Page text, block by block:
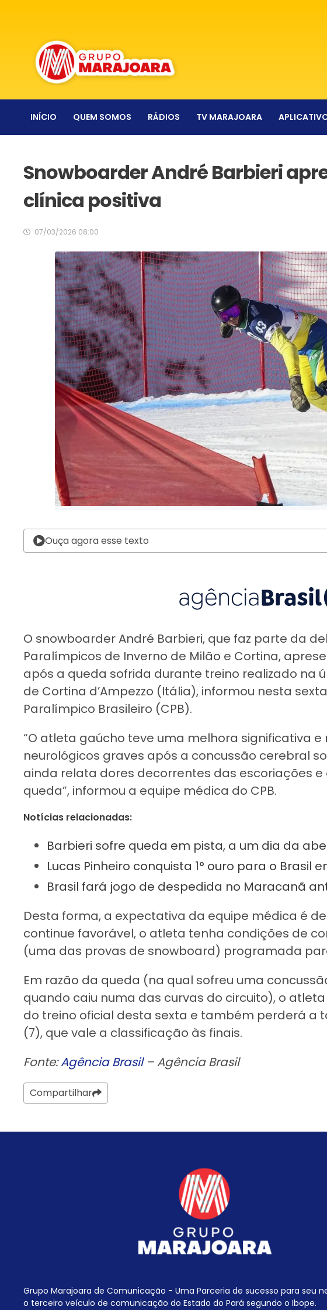
INÍCIO QUEM SOMOS RÁDIOS TV MARAJOARA
Snowboarder André Barbieri
clínica positiva
07/03/2026 08:00
Ouça agora esse texto
O snowboarder André Barbieri, que faz parte da
Paralímpicos de Inverno de Milão e Cortina,
após a queda sofrida durante treino realizado na
de Cortina d’Ampezzo (Itália), informou nesta
Paralímpico Brasileiro (CPB).
“O atleta gaúcho teve uma melhora significativa
neurológicos graves após a concussão cerebral
ainda relata dores decorrentes das escoriações
queda”, informou a equipe médica do CPB.
Notícias relacionadas:
Barbieri sofre queda em pista, a um dia da
Lucas Pinheiro conquista 1° ouro para o Brasil
Brasil fará jogo de despedida no Maracanã
Desta forma, a expectativa da equipe médica é
continue favorável, o atleta tenha condições de
(uma das provas de snowboard) programada
Em razão da queda (na qual sofreu uma
quando caiu numa das curvas do circuito), o
do treino oficial desta sexta e também perderá a
(7), que vale a classificação às finais.
Fonte:Agência Brasil– Agência Brasil
Compartilhar
Grupo Marajoara de Comunicação - Uma Parceria de sucesso para seu
o terceiro veículo de comunicação do Estado do Pará segundo o Ibope.